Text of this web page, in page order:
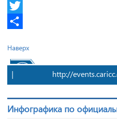
Facebook
Twitter
Наверх
| http://
Инфографика по